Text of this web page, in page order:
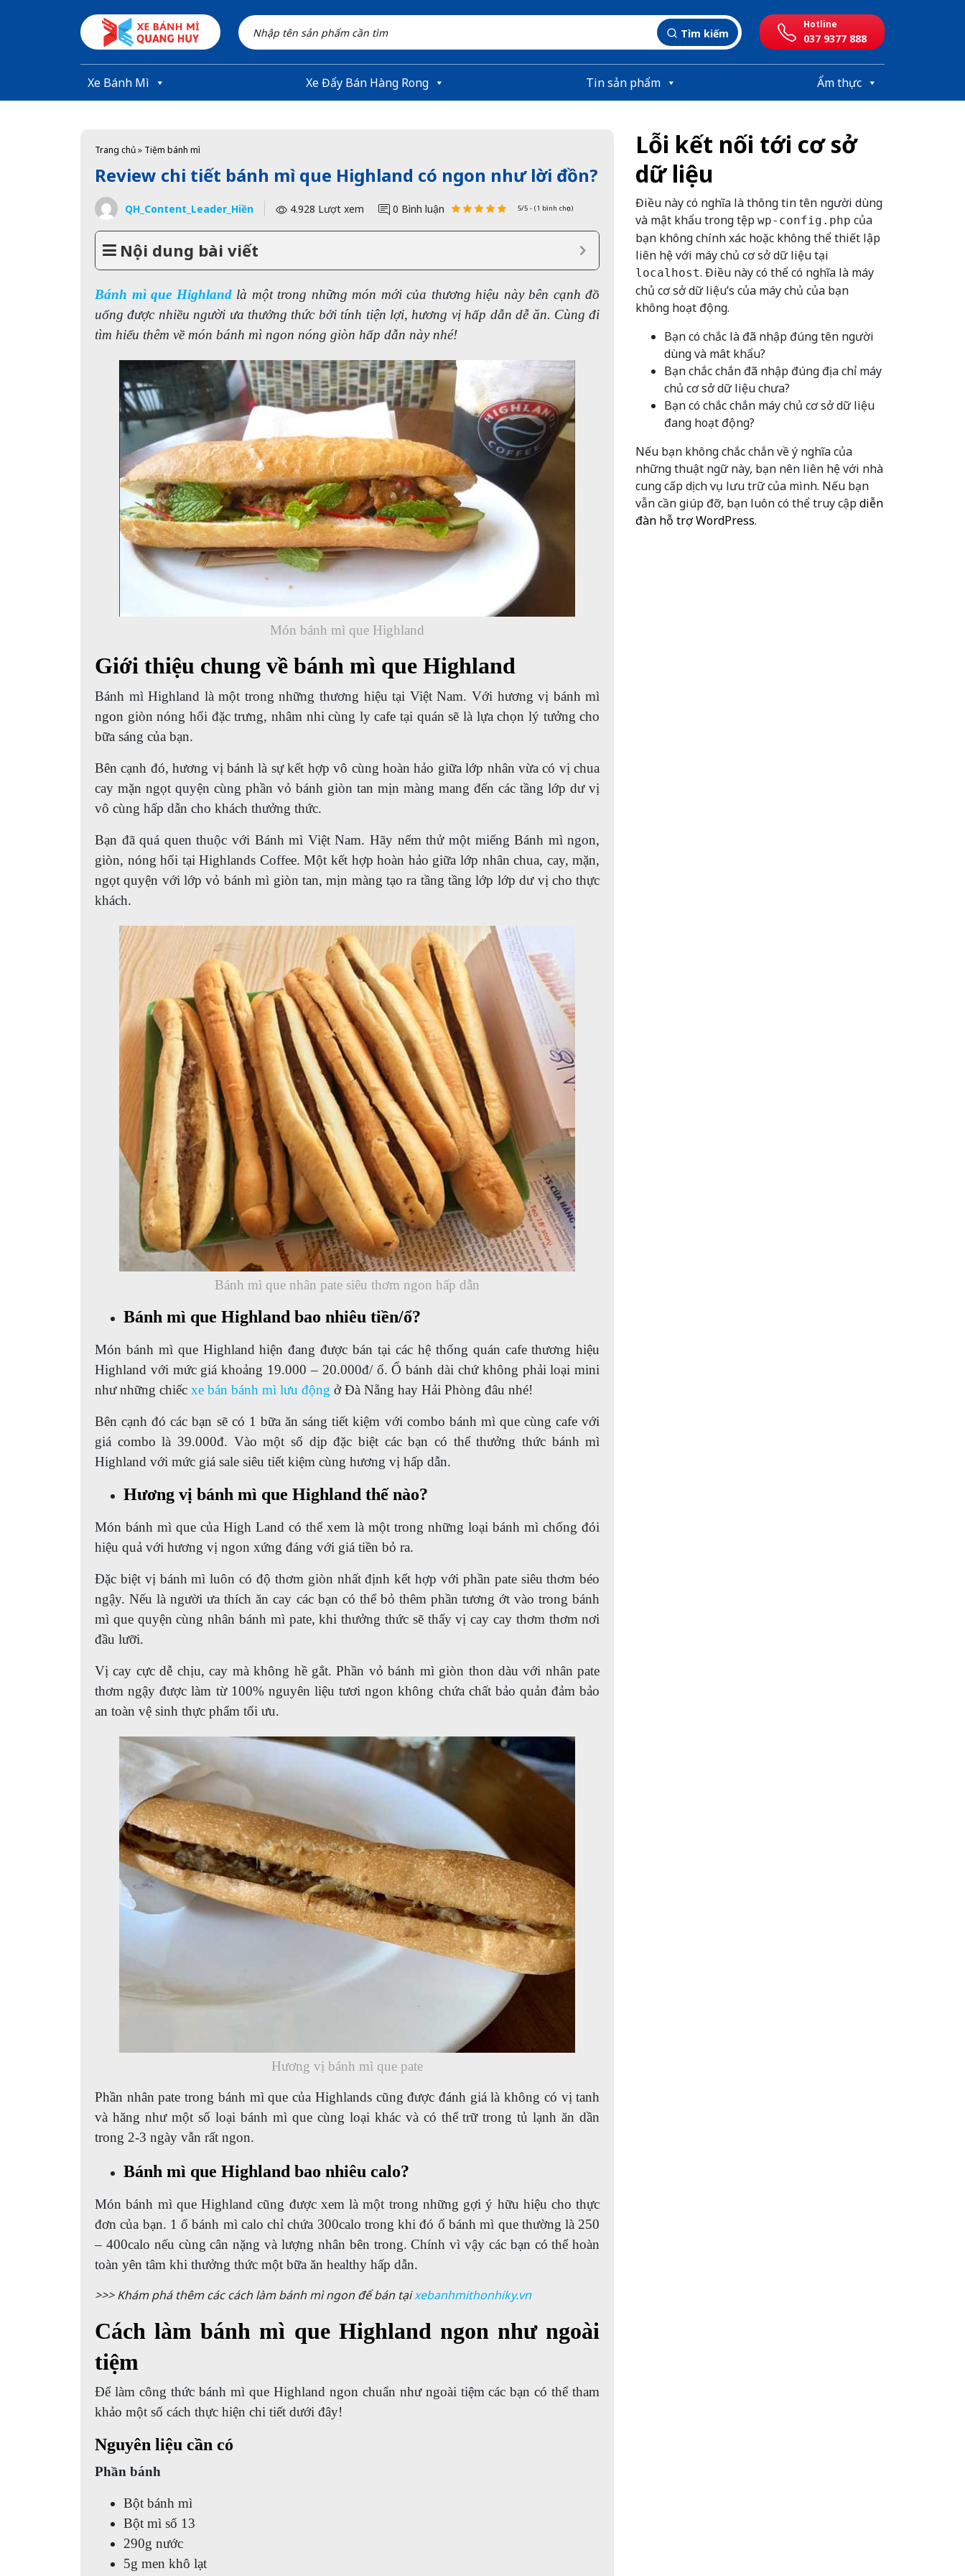
Tìm kiếm
Hotline
037 9377 888
Xe Bánh Mì Xe Đẩy Bán Hàng Rong Tin sản phẩm Ẩm thực
Trang chủ» Tiệm bánh mì
Review chi tiết bánh mì que Highland có ngon như lời đồn?
QH_Content_Leader_Hiền 4.928 Lượt xem 0 Bình luận 5/5 - (1 bình chọn)
Nội dung bài viết
Bánh mì que Highlandlà một trong những món mới của thương hiệu này bên cạnh đồ
uống được nhiều người ưa thưởng thức bởi tính tiện lợi, hương vị hấp dẫn dễ ăn. Cùng đi
tìm hiểu thêm về món bánh mì ngon nóng giòn hấp dẫn này nhé!
Món bánh mì que Highland
Giới thiệu chung về bánh mì que Highland
Bánh mì Highland là một trong những thương hiệu tại Việt Nam. Với hương vị bánh mì
ngon giòn nóng hổi đặc trưng, nhâm nhi cùng ly cafe tại quán sẽ là lựa chọn lý tưởng cho
bữa sáng của bạn.
Bên cạnh đó, hương vị bánh là sự kết hợp vô cùng hoàn hảo giữa lớp nhân vừa có vị chua
cay mặn ngọt quyện cùng phần vỏ bánh giòn tan mịn màng mang đến các tầng lớp dư vị
vô cùng hấp dẫn cho khách thưởng thức.
Bạn đã quá quen thuộc với Bánh mì Việt Nam. Hãy nếm thử một miếng Bánh mì ngon,
giòn, nóng hổi tại Highlands Coffee. Một kết hợp hoàn hảo giữa lớp nhân chua, cay, mặn,
ngọt quyện với lớp vỏ bánh mì giòn tan, mịn màng tạo ra tầng tầng lớp lớp dư vị cho thực
khách.
Bánh mì que nhân pate siêu thơm ngon hấp dẫn
Bánh mì que Highland bao nhiêu tiền/ổ?
Món bánh mì que Highland hiện đang được bán tại các hệ thống quán cafe thương hiệu
Highland với mức giá khoảng 19.000 – 20.000đ/ ổ. Ổ bánh dài chứ không phải loại mini
như những chiếc xe bán bánh mì lưu động ở Đà Nẵng hay Hải Phòng đâu nhé!
Bên cạnh đó các bạn sẽ có 1 bữa ăn sáng tiết kiệm với combo bánh mì que cùng cafe với
giá combo là 39.000đ. Vào một số dịp đặc biệt các bạn có thể thưởng thức bánh mì
Highland với mức giá sale siêu tiết kiệm cùng hương vị hấp dẫn.
Hương vị bánh mì que Highland thế nào?
Món bánh mì que của High Land có thể xem là một trong những loại bánh mì chống đói
hiệu quả với hương vị ngon xứng đáng với giá tiền bỏ ra.
Đặc biệt vị bánh mì luôn có độ thơm giòn nhất định kết hợp với phần pate siêu thơm béo
ngậy. Nếu là người ưa thích ăn cay các bạn có thể bỏ thêm phần tương ớt vào trong bánh
mì que quyện cùng nhân bánh mì pate, khi thưởng thức sẽ thấy vị cay cay thơm thơm nơi
đầu lưỡi.
Vị cay cực dễ chịu, cay mà không hề gắt. Phần vỏ bánh mì giòn thon dàu với nhân pate
thơm ngậy được làm từ 100% nguyên liệu tươi ngon không chứa chất bảo quản đảm bảo
an toàn vệ sinh thực phẩm tối ưu.
Hương vị bánh mì que pate
Phần nhân pate trong bánh mì que của Highlands cũng được đánh giá là không có vị tanh
và hăng như một số loại bánh mì que cùng loại khác và có thể trữ trong tủ lạnh ăn dần
trong 2-3 ngày vẫn rất ngon.
Bánh mì que Highland bao nhiêu calo?
Món bánh mì que Highland cũng được xem là một trong những gợi ý hữu hiệu cho thực
đơn của bạn. 1 ổ bánh mì calo chỉ chứa 300calo trong khi đó ổ bánh mì que thường là 250
– 400calo nếu cùng cân nặng và lượng nhân bên trong. Chính vì vậy các bạn có thể hoàn
toàn yên tâm khi thưởng thức một bữa ăn healthy hấp dẫn.
>>> Khám phá thêm các cách làm bánh mì ngon để bán tạixebanhmithonhiky.vn
Cách làm bánh mì que Highland ngon như ngoài
tiệm
Để làm công thức bánh mì que Highland ngon chuẩn như ngoài tiệm các bạn có thể tham
khảo một số cách thực hiện chi tiết dưới đây!
Nguyên liệu cần có
Phần bánh
Bột bánh mì
Bột mì số 13
290g nước
5g men khô lạt
Lỗi kết nối tới cơ sở
dữ liệu
Điều này có nghĩa là thông tin tên người dùng
và mật khẩu trong tệpwp-config.php của
bạn không chính xác hoặc không thể thiết lập
liên hệ với máy chủ cơ sở dữ liệu tại
localhost. Điều này có thể có nghĩa là máy
chủ cơ sở dữ liệu’s của máy chủ của bạn
không hoạt động.
Bạn có chắc là đã nhập đúng tên người
dùng và mât khẩu?
Bạn chắc chắn đã nhập đúng địa chỉ máy
chủ cơ sở dữ liệu chưa?
Bạn có chắc chắn máy chủ cơ sở dữ liệu
đang hoạt động?
Nếu bạn không chắc chắn về ý nghĩa của
những thuật ngữ này, bạn nên liên hệ với nhà
cung cấp dịch vụ lưu trữ của mình. Nếu bạn
vẫn cần giúp đỡ, bạn luôn có thể truy cậpdiễn
đàn hỗ trợ WordPress.